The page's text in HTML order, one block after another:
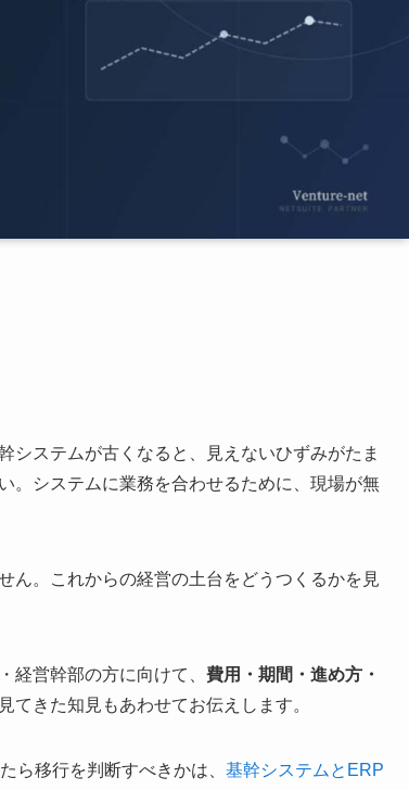
システムが古くなると、見えないひずみがたま
。システムに業務を合わせるために、現場が無
ん。これからの経営の土台をどうつくるかを見
経営幹部の方に向けて、 費用・期間・進め方・
てきた知見もあわせてお伝えします。
ら移行を判断すべきかは、 基幹システムとERP